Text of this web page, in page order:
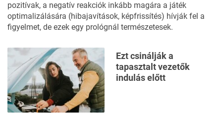
pozitívak, a negatív reakciók inkább magára a játék
optimalizálására (hibajavítások, képfrissítés) hívják fel a
figyelmet, de ezek egy prológnál természetesek.
Ezt csinálják a
tapasztalt vezetők
indulás előtt